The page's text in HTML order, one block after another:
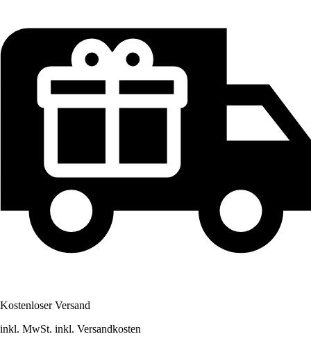
Kostenloser Versand
inkl. MwSt. inkl. Versandkosten